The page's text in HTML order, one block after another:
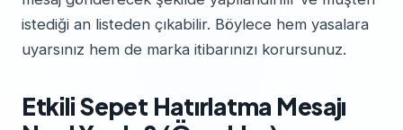
istediği an listeden çıkabilir. Böylece hem yasalara
uyarsınız hem de marka itibarınızı korursunuz.
Etkili Sepet Hatırlatma Mesajı